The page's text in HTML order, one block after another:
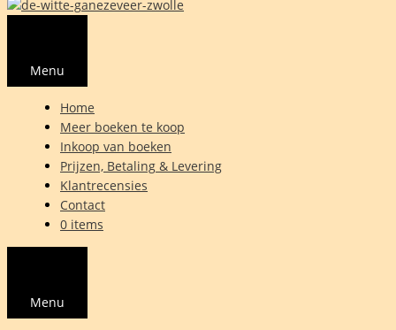
Menu
Home
Meer boeken te koop
Inkoop van boeken
Prijzen, Betaling & Levering
Klantrecensies
Contact
0 items
Menu